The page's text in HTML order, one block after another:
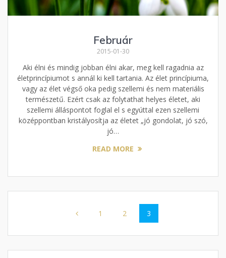
Február
2015-01-30
Aki élni és mindig jobban élni akar, meg kell ragadnia az
életprincípiumot s annál ki kell tartania. Az élet princípiuma,
vagy az élet végső oka pedig szellemi és nem materiális
természetű. Ezért csak az folytathat helyes életet, aki
szellemi álláspontot foglal el s egyúttal ezen szellemi
középpontban kristályosítja az életet „jó gondolat, jó szó,
jó…
READ MORE
navigation
Page
1 Page
2 Page
3